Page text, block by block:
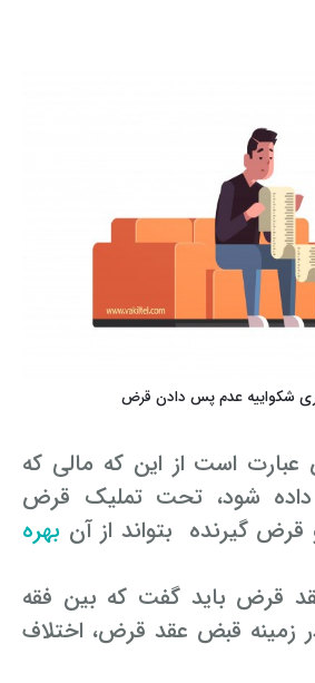
شکواییه عدم پس دادن قرض
است از این که مالی که
شود، تحت تملیک قرض
قرض گیرنده بتواند از آن بهره
قرض باید گفت که بین فقه
زمینه قبض عقد قرض، اختلاف